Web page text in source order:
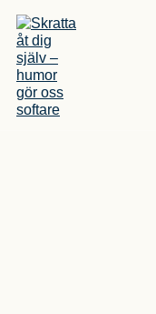
Kunskap & Artiklar